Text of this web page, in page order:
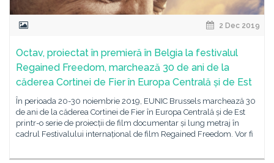
2 Dec 2019
Octav, proiectat în premieră în Belgia la festivalul
Regained Freedom, marchează 30 de ani de la
căderea Cortinei de Fier în Europa Centrală și de Est
În perioada 20-30 noiembrie 2019, EUNIC Brussels marchează 30
de ani de la căderea Cortinei de Fier în Europa Centrală și de Est
printr-o serie de proiecții de film documentar și lung metraj în
cadrul Festivalului internațional de film Regained Freedom. Vor fi